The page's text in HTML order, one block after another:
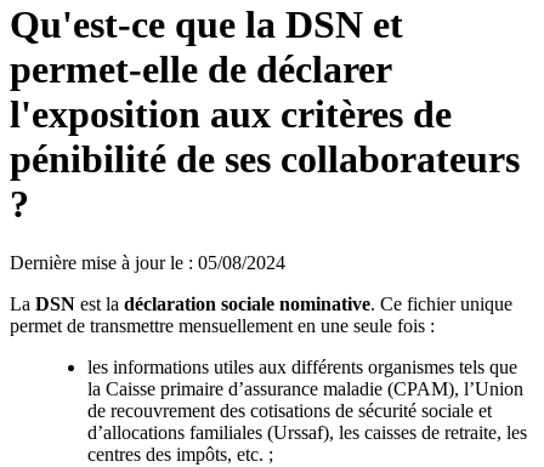
Qu'est-ce que la DSN et
permet-elle de déclarer
l'exposition aux critères de
pénibilité de ses collaborateurs
?
Dernière mise à jour le : 05/08/2024
La DSN est la déclaration sociale nominative. Ce fichier unique
permet de transmettre mensuellement en une seule fois :
les informations utiles aux différents organismes tels que
la Caisse primaire d’assurance maladie (CPAM), l’Union
de recouvrement des cotisations de sécurité sociale et
d’allocations familiales (Urssaf), les caisses de retraite, les
centres des impôts, etc. ;